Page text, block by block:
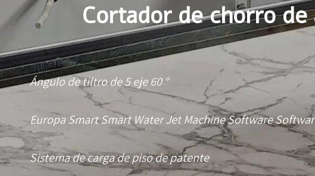
Cortador de chorro
Ángulo de tiltro de 5 eje 60 °
Europa Smart Smart Water Jet Machine Software
Sistema de carga de piso de patente